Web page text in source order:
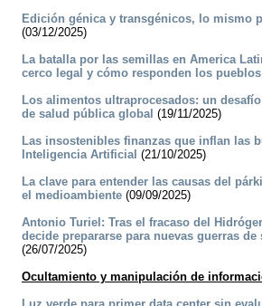
Edición génica y transgénicos, lo mismo
(03/12/2025)
La batalla por las semillas en America
cerco legal y cómo responden los pueblos
Los alimentos ultraprocesados: un
de salud pública global (19/11/2025)
Las insostenibles finanzas que inflan las
Inteligencia Artificial (21/10/2025)
La clave para entender las causas del
el medioambiente (09/09/2025)
Antonio Turiel: Tras el fracaso del
decide prepararse para nuevas guerras de
(26/07/2025)
Ocultamiento y manipulación de